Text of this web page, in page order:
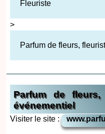
Fleuriste
>
Parfum de fleurs,
Parfum de
événementiel
Visiter le site :